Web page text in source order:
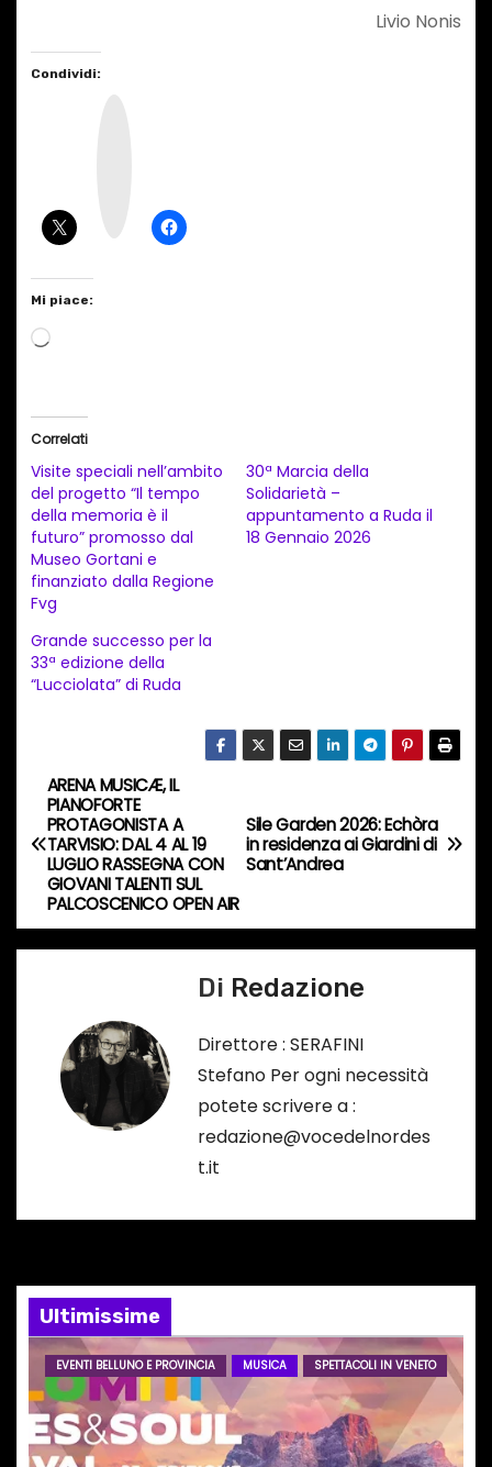
Livio Nonis
Condividi:
Mi piace:
C
a
m
e
n
t
o
r
s
o
…
Correlati
Visite speciali nell’ambito
del progetto “Il tempo
della memoria è il
futuro” promosso dal
Museo Gortani e
finanziato dalla Regione
Fvg
30ª Marcia della
Solidarietà –
appuntamento a Ruda il
18 Gennaio 2026
Grande successo per la
33ª edizione della
“Lucciolata” di Ruda
N
a
v
i
n
a
r
t
i
Sile Garden 2026: Echòra
in residenza ai Giardini di
Sant’Andrea
ARENA MUSICÆ, IL
PIANOFORTE
PROTAGONISTA A
TARVISIO: DAL 4 AL 19
LUGLIO RASSEGNA CON
GIOVANI TALENTI SUL
PALCOSCENICO OPEN AIR
Di Redazione
Direttore : SERAFINI
Stefano Per ogni necessità
potete scrivere a :
redazione@vocedelnordes
t.it
Ultimissime
EVENTI BELLUNO E PROVINCIA MUSICA SPETTACOLI IN VENETO